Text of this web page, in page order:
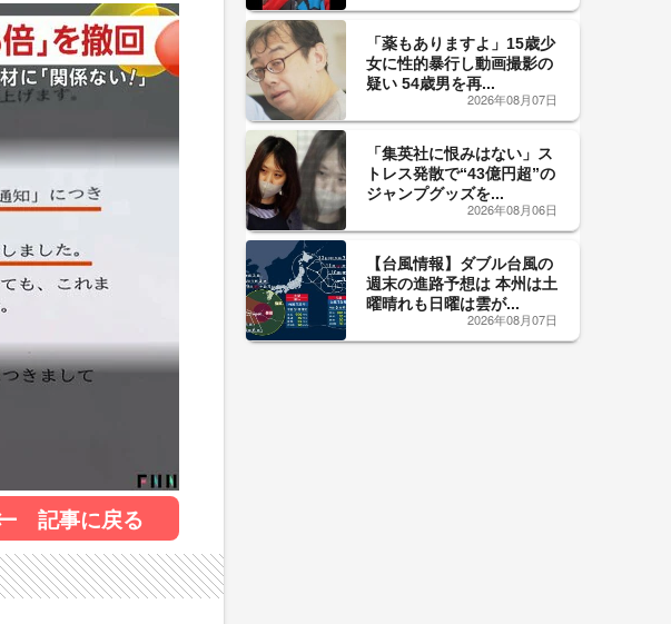
記事に戻る
「薬もありますよ」15歳少
女に性的暴行し動画撮影の
疑い 54歳男を再...
2026年08月07日
「集英社に恨みはない」ス
トレス発散で“43億円超”の
ジャンプグッズを...
2026年08月06日
【台風情報】ダブル台風の
週末の進路予想は 本州は土
曜晴れも日曜は雲が...
2026年08月07日